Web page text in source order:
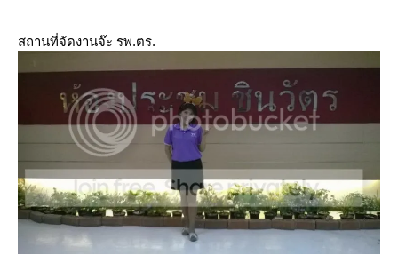
สถานที่จัดงานจ๊ะ รพ.ตร.